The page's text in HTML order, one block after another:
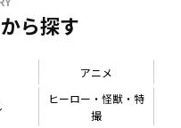
ら探す
アニメ
ヒーロー・怪獣・特
撮